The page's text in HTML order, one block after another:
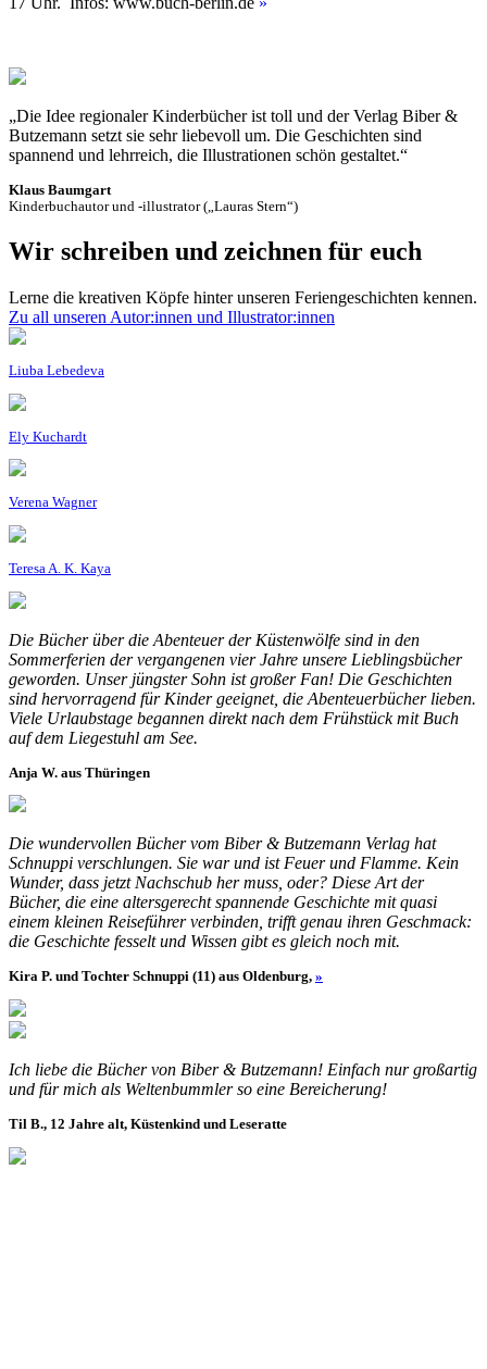
„Die Idee regionaler Kinderbücher ist toll und der Verlag Biber &
Butzemann setzt sie sehr liebevoll um. Die Geschichten sind
spannend und lehrreich, die Illustrationen schön gestaltet.“
Klaus Baumgart
Kinderbuchautor und -illustrator („Lauras Stern“)
Wir schreiben und zeichnen für euch
Lerne die kreativen Köpfe hinter unseren Feriengeschichten kennen.
Zu all unseren Autor:innen und Illustrator:innen
Liuba Lebedeva
Ely Kuchardt
Verena Wagner
Teresa A. K. Kaya
Die Bücher über die Abenteuer der Küstenwölfe sind in den
Sommerferien der vergangenen vier Jahre unsere Lieblingsbücher
geworden. Unser jüngster Sohn ist großer Fan! Die Geschichten
sind hervorragend für Kinder geeignet, die Abenteuerbücher lieben.
Viele Urlaubstage begannen direkt nach dem Frühstück mit Buch
auf dem Liegestuhl am See.
Anja W. aus Thüringen
Die wundervollen Bücher vom Biber & Butzemann Verlag hat
Schnuppi verschlungen. Sie war und ist Feuer und Flamme. Kein
Wunder, dass jetzt Nachschub her muss, oder? Diese Art der
Bücher, die eine altersgerecht spannende Geschichte mit quasi
einem kleinen Reiseführer verbinden, trifft genau ihren Geschmack:
die Geschichte fesselt und Wissen gibt es gleich noch mit.
Kira P. und Tochter Schnuppi (11) aus Oldenburg, »
Ich liebe die Bücher von Biber & Butzemann! Einfach nur großartig
und für mich als Weltenbummler so eine Bereicherung!
Til B., 12 Jahre alt, Küstenkind und Leseratte